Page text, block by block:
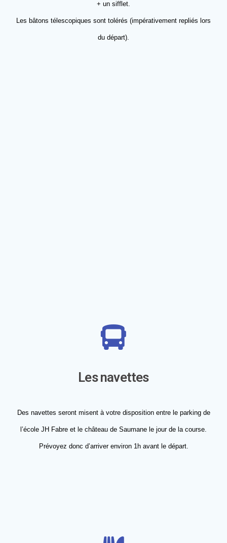
+ un sifflet.
Les bâtons télescopiques sont tolérés (impérativement repliés lors
du départ).
Les navettes
Des navettes seront misent à votre disposition entre le parking de
l’école JH Fabre et le château de Saumane le jour de la course.
Prévoyez donc d’arriver environ 1h avant le départ.